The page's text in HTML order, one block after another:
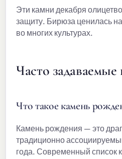
Эти камни декабря
защиту. Бирюза ценилась
во многих культурах.
Часто
Что такое камень
Камень рождения — это
традиционно
года. Современный список